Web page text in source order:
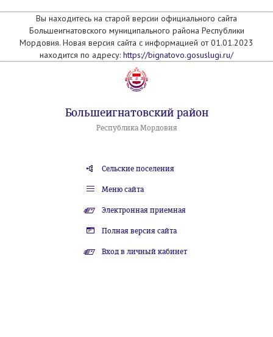
Вы находитесь на старой версии официального сайта
Большеигнатовского муниципального района Республики
Мордовия. Новая версия сайта с информацией от 01.01.2023
находится по адресу: https://bignatovo.gosuslugi.ru/
Большеигнатовский район
Республика Мордовия
Сельские поселения
Меню сайта
Электронная приемная
Полная версия сайта
Вход в личный кабинет